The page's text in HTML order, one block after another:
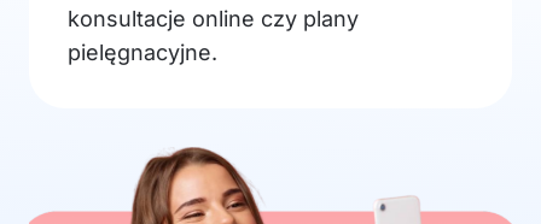
konsultacje online czy plany
pielęgnacyjne.